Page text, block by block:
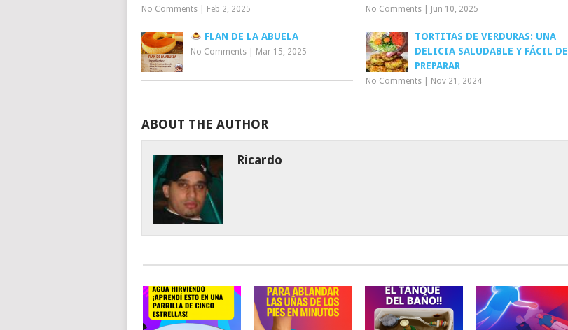
No Comments Feb 2, 2025 No Comments Jun 10, 2025
FLAN DE LA ABUELA
No Comments Mar 15, 2025
TORTITAS DE VERDURAS: UNA
DELICIA SALUDABLE Y FÁCIL DE
PREPARAR
No Comments Nov 21, 2024
ABOUT THE AUTHOR
Ricardo